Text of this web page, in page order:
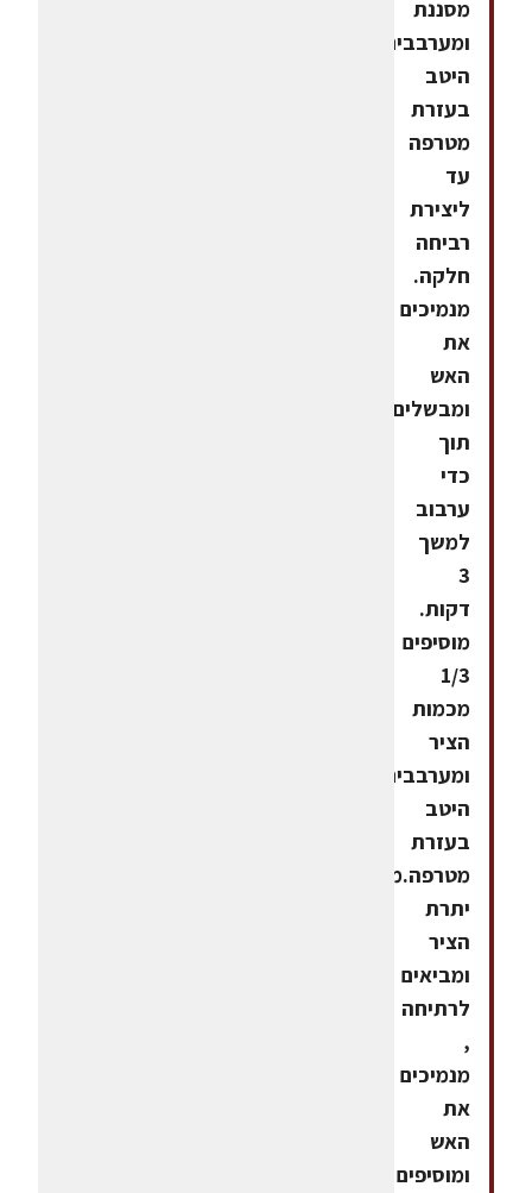
מסננת
ומערבבים
היטב
בעזרת
מטרפה
עד
ליצירת
רביחה
חלקה.
מנמיכים
את
האש
ומבשלים
תוך
כדי
ערבוב
למשך
3
דקות.
מוסיפים
1/3
מכמות
הציר
ומערבבים
היטב
בעזרת
מטרפה.מוסיפים
יתרת
הציר
ומביאים
לרתיחה
,
מנמיכים
את
האש
ומוסיפים